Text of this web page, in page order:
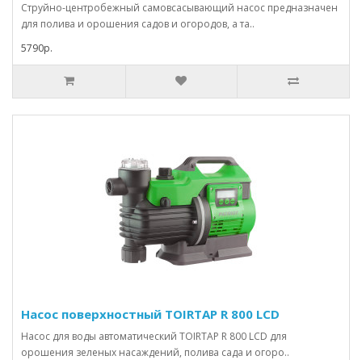
Струйно-центробежный самовсасывающий насос предназначен
для полива и орошения садов и огородов, а та..
5790р.
Насос поверхностный TOIRTAP R 800 LCD
Насос для воды автоматический TOIRTAP R 800 LCD для
орошения зеленых насаждений, полива сада и огоро..